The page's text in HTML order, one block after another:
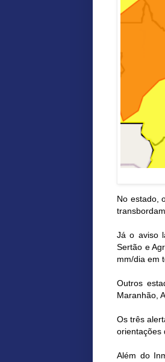
No estado,
Já o aviso
Sertão e
mm/dia em
Outros
Maranhão,
Os três
orientações
Além do